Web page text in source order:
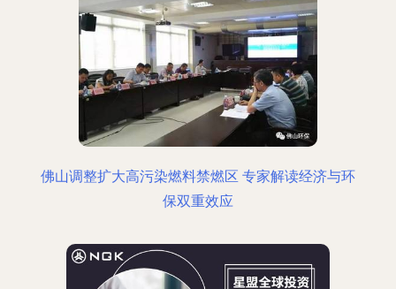
佛山调整扩大高污染燃料禁燃区 专家解读经济与环
保双重效应